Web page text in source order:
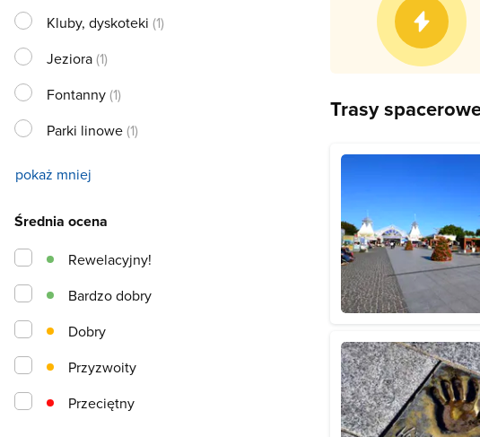
Trasy
Kluby, dyskoteki (1)
Jeziora(1)
Fontanny(1)
Parki linowe(1)
pokaż mniej
Średnia ocena
Przeciętny
Przyzwoity
Dobry
Bardzo dobry
Rewelacyjny!